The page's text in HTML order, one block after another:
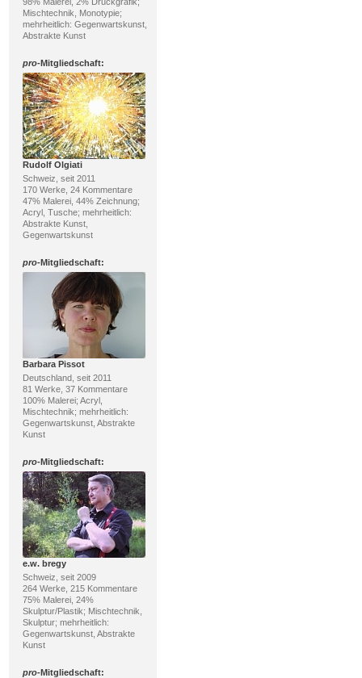
Mischtechnik, Monotypie;
mehrheitlich: Gegenwartskunst,
Abstrakte Kunst
pro-Mitgliedschaft:
Rudolf Olgiati
Schweiz, seit 2011
170 Werke, 24 Kommentare
47% Malerei, 44% Zeichnung;
Acryl, Tusche; mehrheitlich:
Abstrakte Kunst,
Gegenwartskunst
pro-Mitgliedschaft:
Barbara Pissot
Deutschland, seit 2011
81 Werke, 37 Kommentare
100% Malerei; Acryl,
Mischtechnik; mehrheitlich:
Gegenwartskunst, Abstrakte
Kunst
pro-Mitgliedschaft:
e.w. bregy
Schweiz, seit 2009
264 Werke, 215 Kommentare
75% Malerei, 24%
Skulptur/Plastik; Mischtechnik,
Skulptur; mehrheitlich:
Gegenwartskunst, Abstrakte
Kunst
pro-Mitgliedschaft: